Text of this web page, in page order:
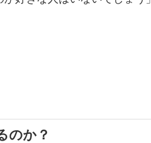
のか？